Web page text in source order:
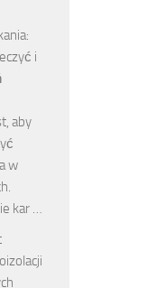
i
aby
w
kar …